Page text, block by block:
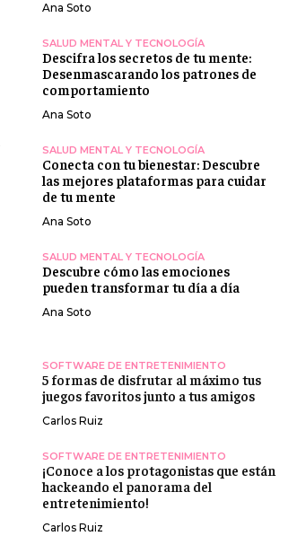
Ana Soto
SALUD MENTAL Y TECNOLOGÍA
Descifra los secretos de tu mente:
Desenmascarando los patrones de
comportamiento
Ana Soto
SALUD MENTAL Y TECNOLOGÍA
Conecta con tu bienestar: Descubre
las mejores plataformas para cuidar
de tu mente
Ana Soto
SALUD MENTAL Y TECNOLOGÍA
Descubre cómo las emociones
pueden transformar tu día a día
Ana Soto
SOFTWARE DE ENTRETENIMIENTO
5 formas de disfrutar al máximo tus
juegos favoritos junto a tus amigos
Carlos Ruiz
SOFTWARE DE ENTRETENIMIENTO
¡Conoce a los protagonistas que están
hackeando el panorama del
entretenimiento!
Carlos Ruiz